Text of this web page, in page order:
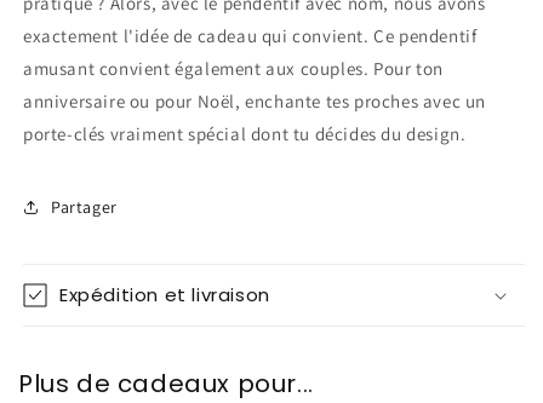
exactement l'idée de cadeau qui convient. Ce pendentif
amusant convient également aux couples. Pour ton
anniversaire ou pour Noël, enchante tes proches avec un
porte-clés vraiment spécial dont tu décides du design.
Partager
Expédition et livraison
Plus de cadeaux pour...